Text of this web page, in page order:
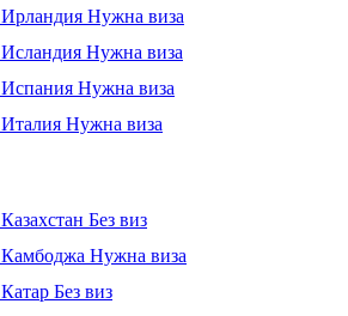
Ирландия Нужна виза
Исландия Нужна виза
Испания Нужна виза
Италия Нужна виза
Казахстан Без виз
Камбоджа Нужна виза
Катар Без виз